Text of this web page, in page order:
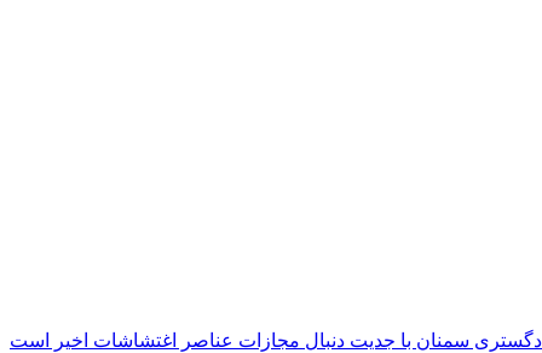
سمنان با جدیت دنبال مجازات عناصر اغتشاشات اخیر است